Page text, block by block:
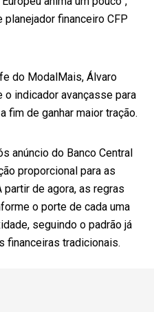
financeiro CFP
do ModalMais, Álvaro
o indicador avançasse para
fim de ganhar maior tração.
anúncio do Banco Central
proporcional para as
de agora, as regras
o porte de cada uma
seguindo o padrão já
financeiras tradicionais.